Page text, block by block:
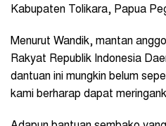
Kabupaten Tolikara, Papua
Menurut Wandik, mantan
Rakyat Republik Indonesia
dantuan ini mungkin belum
kami berharap dapat